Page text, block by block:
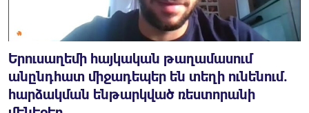
Երուսաղեմի հայկական թաղամասում
անընդհատ միջադեպեր են տեղի ունենում.
հարձակման ենթարկված ռեստորանի